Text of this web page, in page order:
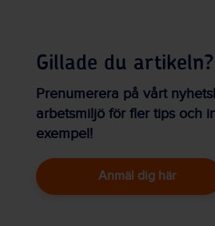
Gillade du artikeln?
Prenumerera på vårt
arbetsmiljö för fler tips och
exempel!
Anmäl dig här